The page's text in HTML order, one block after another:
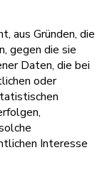
aus Gründen, die
gegen die sie
Daten, die bei
oder
Interesse